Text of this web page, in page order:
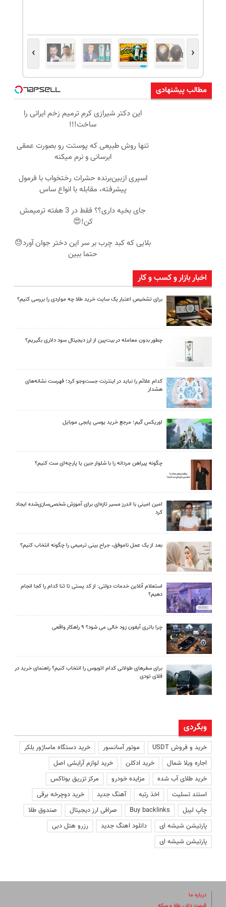
‹
›
مطالب پیشنهادی
این دکتر شیرازی کرم ترمیم زخم ایرانی را
ساخت!!!
تنها روش طبیعی که پوستت رو بصورت عمقی
ابرسانی و نرم میکنه
اسپری ازبین‌برنده حشرات رختخواب با فرمول
پیشرفته، مقابله با انواع ساس
جای بخیه داری؟؟ فقط در 3 هفته ترمیمش
کن!😍
بلایی که کبد چرب بر سر این دختر جوان آورد😓
حتما ببین
اخبار بازار و کسب و کار
برای تشخیص اعتبار یک سایت خرید طلا چه مواردی را بررسی کنیم؟
چطور بدون معامله در بیت‌پین از ارز دیجیتال سود دلاری بگیریم؟
کدام علائم را نباید در اینترنت جست‌وجو کرد؛ فهرست نشانه‌های
هشدار
اوریکس گیم؛ مرجع خرید یوسی پابجی موبایل
چگونه پیراهن مردانه را با شلوار جین یا پارچه‌ای ست کنیم؟
امین امینی با اندرز مسیر تازه‌ای برای آموزش شخصی‌سازی‌شده ایجاد
کرد
بعد از یک عمل ناموفق، جراح بینی ترمیمی را چگونه انتخاب کنیم؟
استعلام آنلاین خدمات دولتی: از کد پستی تا ثنا کدام را کجا انجام
دهیم؟
چرا باتری آیفون زود خالی می شود؟ ۹ راهکار واقعی
برای سفرهای طولانی کدام اتوبوس را انتخاب کنیم؟ راهنمای خرید در
فلای تودی
وبگردی
خرید و فروش USDT موتور آسانسور
خرید دستگاه ماساژور بلکر
اجاره ویلا شمال
خرید ادکلن
خرید لوازم آرایشی اصل
خرید طلای آب شده
مزایده خودرو
مرکز تزریق بوتاکس
استند تسلیت
اخذ رتبه آهنگ جدید
خرید دوچرخه برقی
چاپ لیبل
Buy backlinks صرافی ارز دیجیتال
صندوق طلا
پارتیشن شیشه ای
دانلود اهنگ جدید
رزرو هتل دبی
پارتیشن شیشه ای
درباره ما